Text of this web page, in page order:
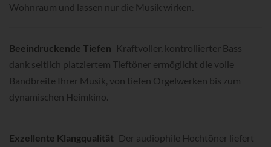
Wohnraum und lassen nur die Musik wirken.
Beeindruckende Tiefen Kraftvoller, kontrollierter Bass
dank seitlich platziertem Tieftöner ermöglicht die volle
Bandbreite Ihrer Musik, von tiefen Orgelwerken bis zum
dynamischen Heimkino.
Exzellente Klangqualität Der audiophile Hochtöner liefert